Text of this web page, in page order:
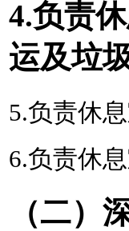
4.负责
运及垃
5.负责休
6.负责休
（二）